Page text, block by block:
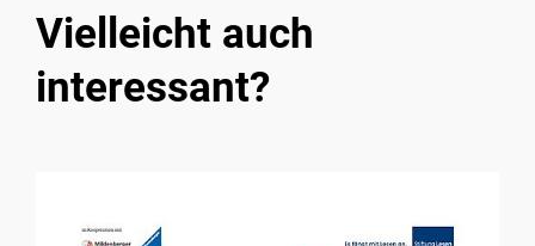
Vielleicht auch
interessant?